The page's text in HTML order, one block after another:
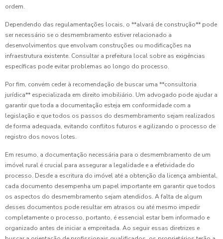
ordem.
Dependendo das regulamentações locais, o **alvará de construção** pode
ser necessário se o desmembramento estiver relacionado a
desenvolvimentos que envolvam construções ou modificações na
infraestrutura existente. Consultar a prefeitura local sobre as exigências
específicas pode evitar problemas ao longo do processo.
Por fim, convém ceder à recomendação de buscar uma **consultoria
jurídica** especializada em direito imobiliário. Um advogado pode ajudar a
garantir que toda a documentação esteja em conformidade com a
legislação e que todos os passos do desmembramento sejam realizados
de forma adequada, evitando conflitos futuros e agilizando o processo de
registro dos novos lotes.
Em resumo, a documentação necessária para o desmembramento de um
imóvel rural é crucial para assegurar a legalidade e a efetividade do
processo. Desde a escritura do imóvel até a obtenção da licença ambiental,
cada documento desempenha um papel importante em garantir que todos
os aspectos do desmembramento sejam atendidos. A falta de algum
desses documentos pode resultar em atrasos ou até mesmo impedir
completamente o processo, portanto, é essencial estar bem informado e
organizado antes de iniciar a empreitada. Ao seguir essas diretrizes e